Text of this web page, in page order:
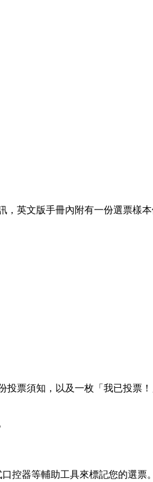
英文版手冊內附有一份選票樣
票須知，以及一枚「我已投票
控器等輔助工具來標記您的選票